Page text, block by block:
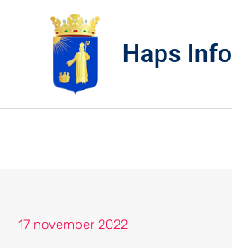
Haps Info
17 november 2022